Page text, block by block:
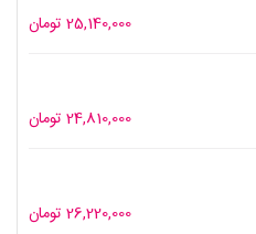
25,140,000 تومان
24,810,000 تومان
26,220,000 تومان